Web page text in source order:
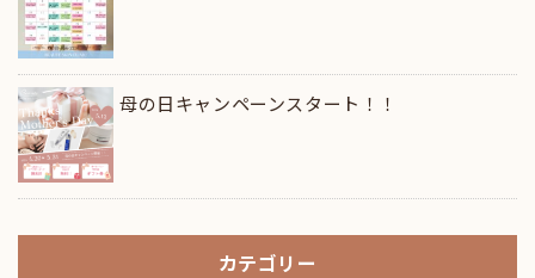
母の日キャンペーンスタート！！
カテゴリー